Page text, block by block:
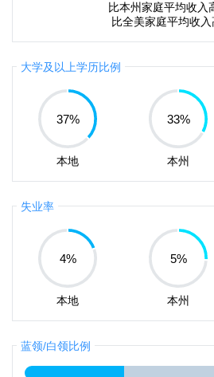
比本州家庭平均收入
比全美家庭平均收
大学及以上学历比例
37%
本地
33%
本州
失业率
4%
本地
5%
本州
蓝领/白领比例